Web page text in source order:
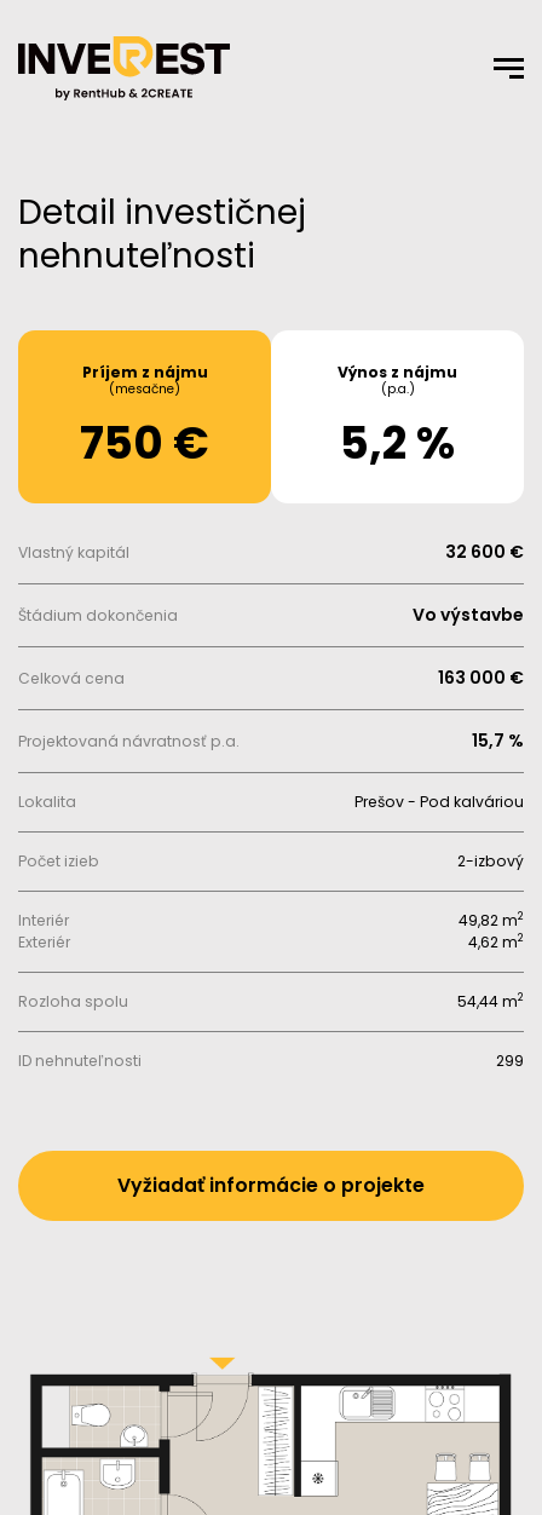
Detail investičnej
nehnuteľnosti
Príjem z nájmu
(mesačne)
750 €
Výnos z nájmu
(p.a.)
5,2 %
Vlastný kapitál 32 600 €
Štádium dokončenia Vo výstavbe
Celková cena 163 000 €
Projektovaná návratnosť p.a. 15,7 %
Lokalita Prešov - Pod kalváriou
Počet izieb 2-izbový
Interiér 49,82 m2
Exteriér 4,62 m2
Rozloha spolu 54,44 m2
ID nehnuteľnosti 299
Vyžiadať informácie o projekte